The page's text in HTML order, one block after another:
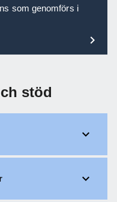
som genomförs i
stöd